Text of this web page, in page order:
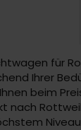
für
Ihrer
beim